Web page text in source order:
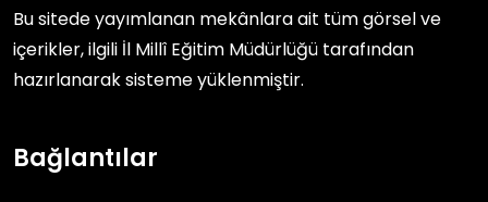
Bu sitede yayımlanan mekânlara ait tüm görsel ve
içerikler, ilgili İl Millî Eğitim Müdürlüğü tarafından
hazırlanarak sisteme yüklenmiştir.
Bağlantılar